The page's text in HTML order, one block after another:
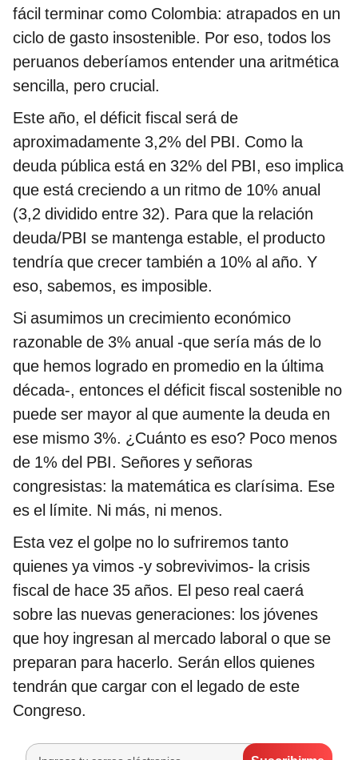
fácil terminar como Colombia: atrapados en un
ciclo de gasto insostenible. Por eso, todos los
peruanos deberíamos entender una aritmética
sencilla, pero crucial.
Este año, el déficit fiscal será de
aproximadamente 3,2% del PBI. Como la
deuda pública está en 32% del PBI, eso implica
que está creciendo a un ritmo de 10% anual
(3,2 dividido entre 32). Para que la relación
deuda/PBI se mantenga estable, el producto
tendría que crecer también a 10% al año. Y
eso, sabemos, es imposible.
Si asumimos un crecimiento económico
razonable de 3% anual -que sería más de lo
que hemos logrado en promedio en la última
década-, entonces el déficit fiscal sostenible no
puede ser mayor al que aumente la deuda en
ese mismo 3%. ¿Cuánto es eso? Poco menos
de 1% del PBI. Señores y señoras
congresistas: la matemática es clarísima. Ese
es el límite. Ni más, ni menos.
Esta vez el golpe no lo sufriremos tanto
quienes ya vimos -y sobrevivimos- la crisis
fiscal de hace 35 años. El peso real caerá
sobre las nuevas generaciones: los jóvenes
que hoy ingresan al mercado laboral o que se
preparan para hacerlo. Serán ellos quienes
tendrán que cargar con el legado de este
Congreso.